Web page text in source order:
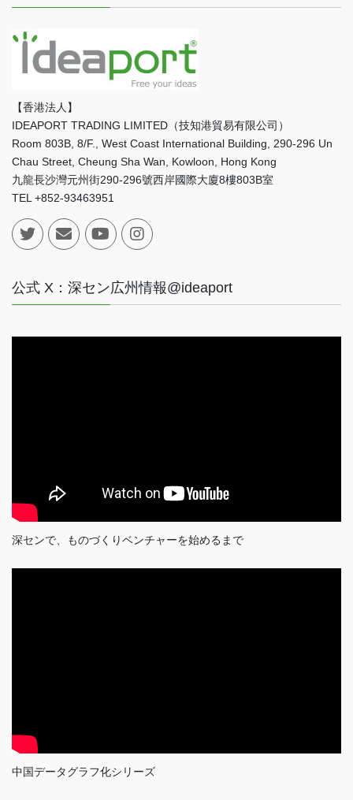
【香港法人】
IDEAPORT TRADING LIMITED（技知港貿易有限公司）
Room 803B, 8/F., West Coast International Building, 290-296 Un
Chau Street, Cheung Sha Wan, Kowloon, Hong Kong
九龍長沙灣元州街290-296號西岸國際大廈8樓803B室
TEL +852-93463951
公式 X：深セン広州情報@ideaport
深センで、ものづくりベンチャーを始めるまで
中国データグラフ化シリーズ